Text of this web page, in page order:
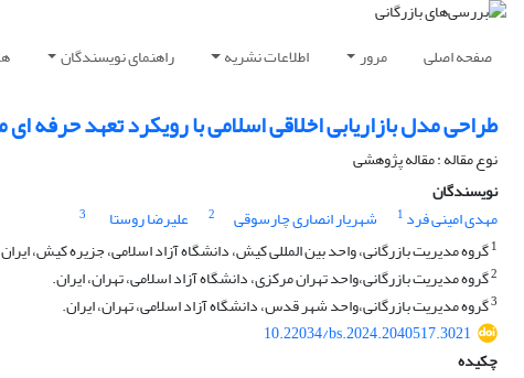
صفحه اصلی مرور اطلاعات نشریه راهنمای نویسندگان
طراحی مدل بازاریابی اخلاقی اسلامی با رویکرد تعهد حرفه
نوع مقاله : مقاله پژوهشی
نویسندگان
مهدی امینی فرد 1 شهریار انصاری چارسوقی 2 علیرضا روستا
3
1گروه مدیریت بازرگانی، واحد بین المللی کیش، دانشگاه آزاد اسلامی، جزیره کیش، ایران
2گروه مدیریت بازرگانی،واحد تهران مرکزی، دانشگاه آزاد اسلامی، تهران، ایران.
3گروه مدیریت بازرگانی،واحد شهر قدس، دانشگاه آزاد اسلامی، تهران، ایران.
10.22034/bs.2024.2040517.3021
چکیده